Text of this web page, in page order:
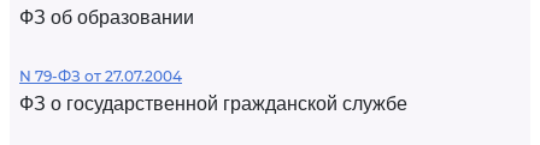
ФЗ об образовании
N 79-ФЗ от 27.07.2004
ФЗ о государственной гражданской службе